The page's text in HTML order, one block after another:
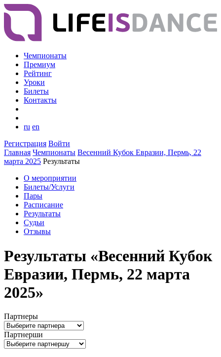
Чемпионаты
Премиум
Рейтинг
Уроки
Билеты
Контакты
ru en
Регистрация Войти
Главная Чемпионаты Весенний Кубок Евразии, Пермь, 22
марта 2025 Результаты
О мероприятии
Билеты/Услуги
Пары
Расписание
Результаты
Судьи
Отзывы
Результаты «Весенний Кубок
Евразии, Пермь, 22 марта
2025»
Партнеры
Партнерши